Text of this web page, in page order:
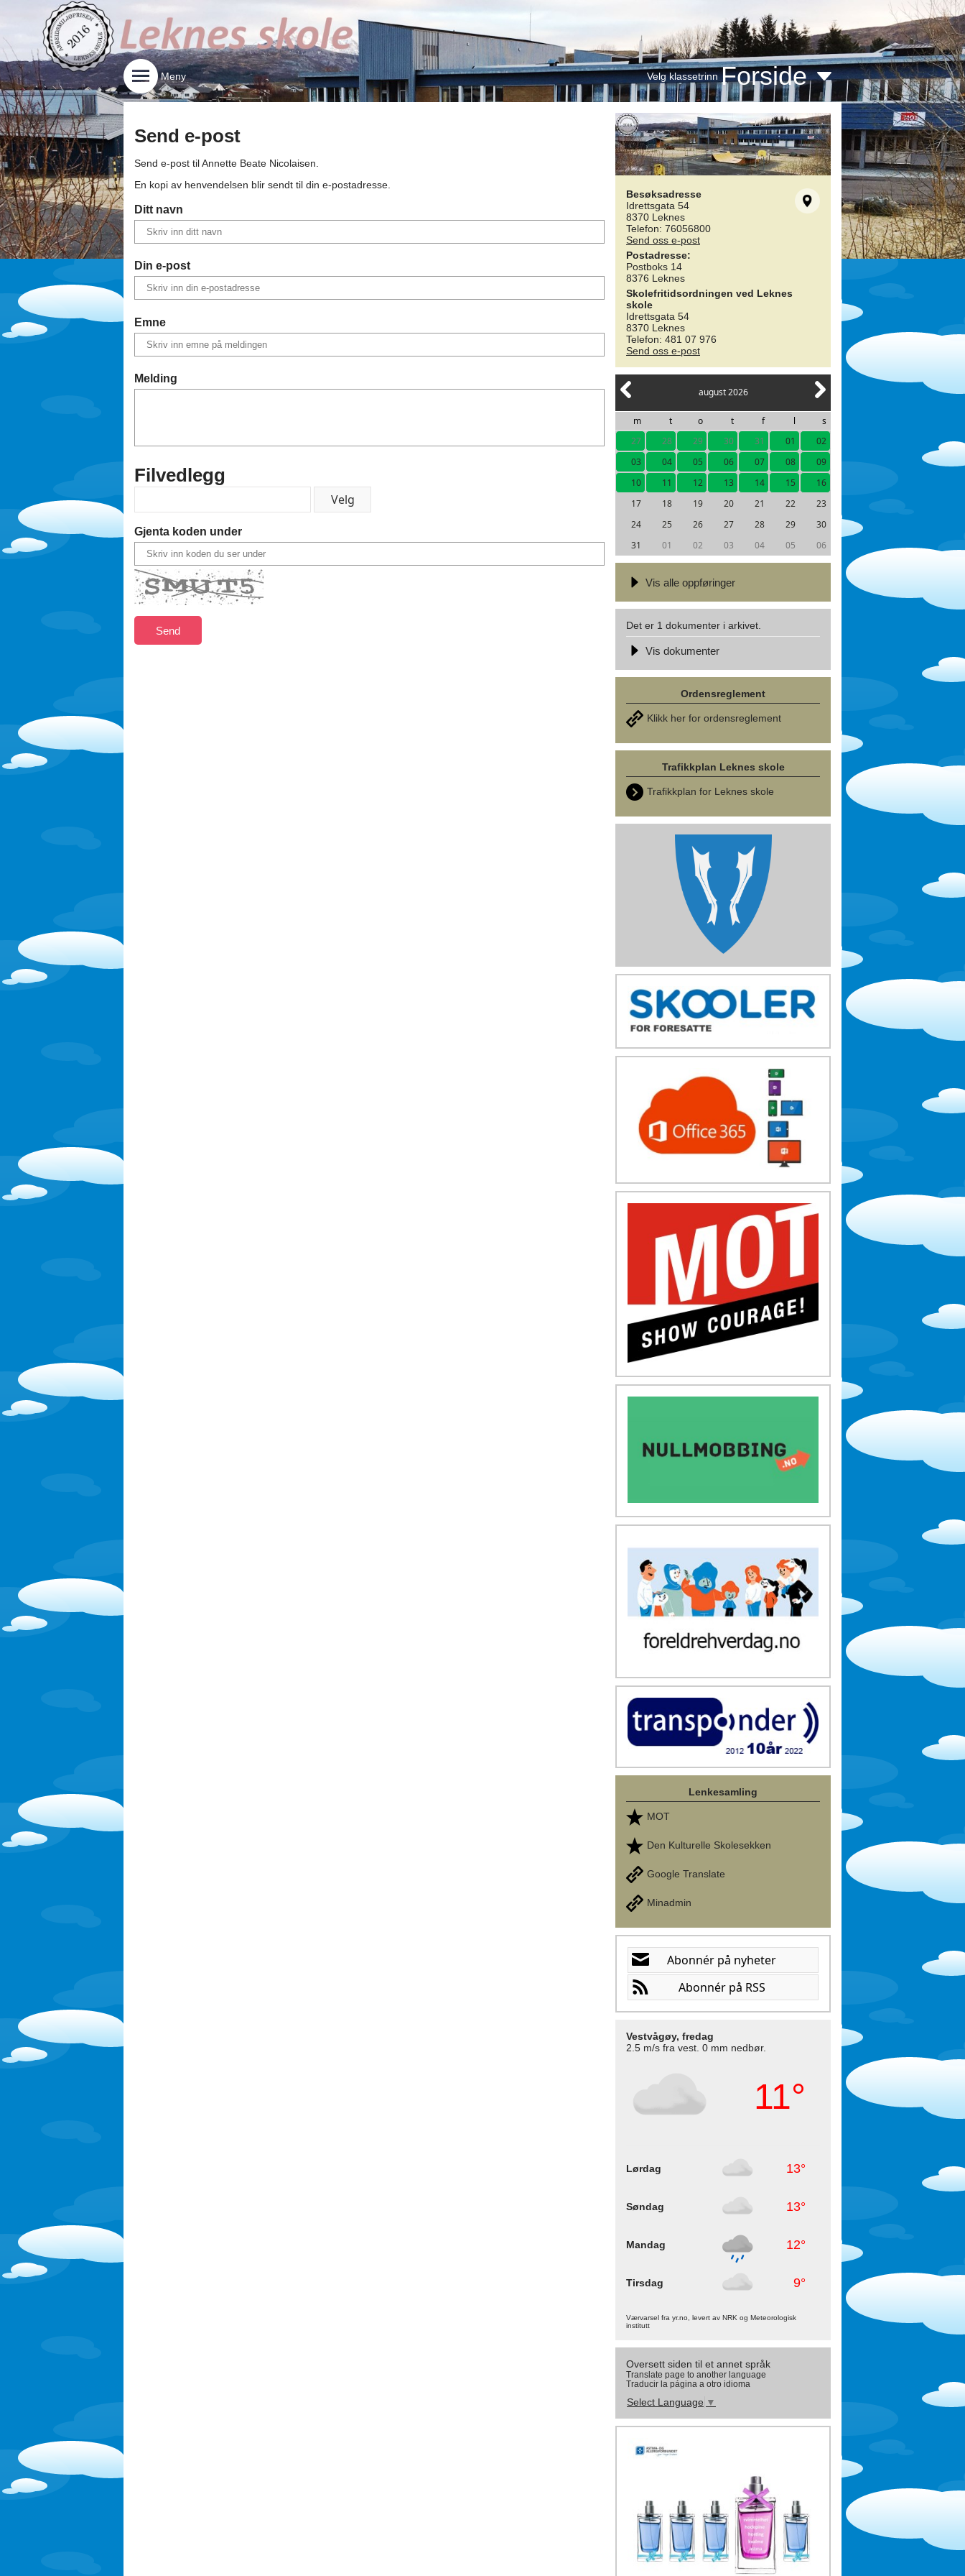
Meny Velg klassetrinn Forside
Besøksadresse
Idrettsgata 54
8370 Leknes
Telefon: 76056800
Send oss e-post
Postadresse:
Postboks 14
8376 Leknes
Skolefritidsordningen ved Leknes
skole
Idrettsgata 54
8370 Leknes
Telefon: 481 07 976
Send oss e-post
august 2026
m t o t f l
s
27
28 29 30 31 01
02
03
04 05 06 07 08
09
10
11 12 13 14 15
16
17
18 19 20 21 22
23
24
25 26 27 28 29
30
31
01 02 03 04 05 06
Vis alle oppføringer
Det er 1 dokumenter i arkivet.
Vis dokumenter
Ordensreglement
Klikk her for ordensreglement
Trafikkplan Leknes skole
Trafikkplan for Leknes skole
Lenkesamling
MOT
Den Kulturelle Skolesekken
Google Translate
Minadmin
Vestvågøy, fredag
2.5 m/s fra vest. 0 mm nedbør.
11°
Lørdag 13°
Søndag 13°
Mandag 12°
Tirsdag 9°
Værvarsel fra yr.no, levert av NRK og Meteorologisk
institutt
Oversett siden til et annet språk
Translate page to another language
Traducir la página a otro idioma
Select Language ▼
Send e-post
Send e-post tilAnnette Beate Nicolaisen.
En kopi av henvendelsen blir sendt til din e-postadresse.
Ditt navn
Din e-post
Emne
Melding
Filvedlegg
Gjenta koden under